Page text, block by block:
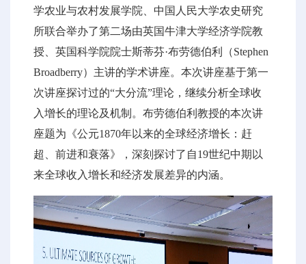
学农业与农村发展学院、中国人民大学农史研究
所联合举办了第二场由英国牛津大学经济学院教
授、英国科学院院士斯蒂芬·布劳德伯利（Stephen
Broadberry）主讲的学术讲座。本次讲座基于第一
次讲座探讨过的“大分流”理论，继续分析全球收
入增长的理论及机制。布劳德伯利教授的本次讲
座题为《公元1870年以来的全球经济增长：赶
超、前进和衰落》，深刻探讨了自19世纪中期以
来全球收入增长和经济发展差异的内涵。